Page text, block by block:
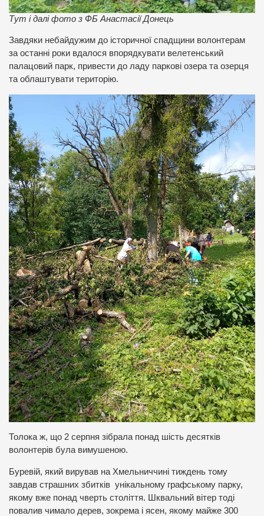
Тут і далі фото з ФБ Анастасії Донець
Завдяки небайдужим до історичної спадщини волонтерам
за останні роки вдалося впорядкувати велетенський
палацовий парк, привести до ладу паркові озера та озерця
та облаштувати територію.
Толока ж, що 2 серпня зібрала понад шість десятків
волонтерів була вимушеною.
Буревій, який вирував на Хмельниччині тиждень тому
завдав страшних збитків унікальному графському парку,
якому вже понад чверть століття. Шквальний вітер тоді
повалив чимало дерев, зокрема і ясен, якому майже 300